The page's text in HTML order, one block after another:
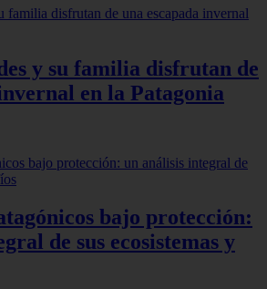
y su familia disfrutan de
en la Patagonia
bajo protección:
de sus ecosistemas y